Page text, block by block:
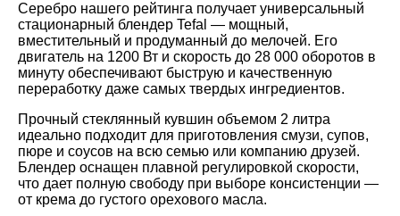
Серебро нашего рейтинга получает универсальный
стационарный блендер Tefal — мощный,
вместительный и продуманный до мелочей. Его
двигатель на 1200 Вт и скорость до 28 000 оборотов в
минуту обеспечивают быструю и качественную
переработку даже самых твердых ингредиентов.
Прочный стеклянный кувшин объемом 2 литра
идеально подходит для приготовления смузи, супов,
пюре и соусов на всю семью или компанию друзей.
Блендер оснащен плавной регулировкой скорости,
что дает полную свободу при выборе консистенции —
от крема до густого орехового масла.